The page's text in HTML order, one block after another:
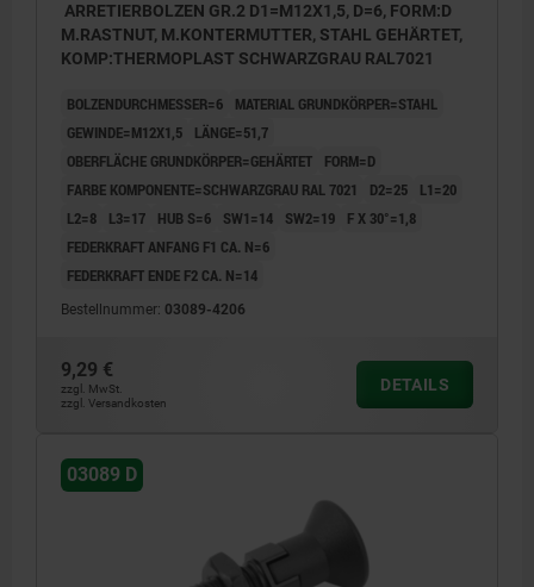
ARRETIERBOLZEN GR.2 D1=M12X1,5, D=6, FORM:D
M.RASTNUT, M.KONTERMUTTER, STAHL GEHÄRTET,
KOMP:THERMOPLAST SCHWARZGRAU RAL7021
BOLZENDURCHMESSER=6
MATERIAL GRUNDKÖRPER=STAHL
GEWINDE=M12X1,5
LÄNGE=51,7
OBERFLÄCHE GRUNDKÖRPER=GEHÄRTET
FORM=D
FARBE KOMPONENTE=SCHWARZGRAU RAL 7021
D2=25
L1=20
L2=8
L3=17 HUB S=6 SW1=14 SW2=19
F X 30°=1,8
FEDERKRAFT ANFANG F1 CA. N=6
FEDERKRAFT ENDE F2 CA. N=14
Bestellnummer: 03089-4206
9,29 €
zzgl. MwSt.
zzgl. Versandkosten
DETAILS
03089 D